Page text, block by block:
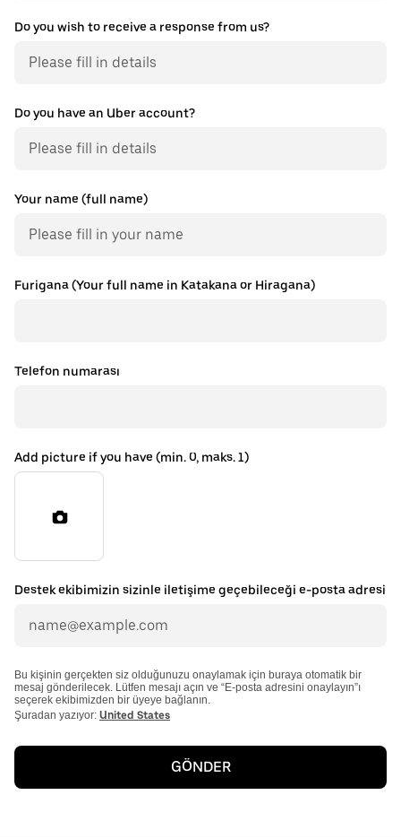
Do you wish to receive a response from us?
Do you have an Uber account?
Your name (full name)
Furigana (Your full name in Katakana or Hiragana)
Telefon numarası
Add picture if you have (min. 0, maks. 1)
Destek ekibimizin sizinle iletişime geçebileceği e-posta adresi
Bu kişinin gerçekten siz olduğunuzu onaylamak için buraya otomatik bir
mesaj gönderilecek. Lütfen mesajı açın ve “E-posta adresini onaylayın”ı
seçerek ekibimizden bir üyeye bağlanın.
Şuradan yazıyor: United States
GÖNDER